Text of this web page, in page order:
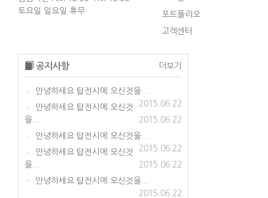
토요일 일요일 휴무
포트폴리오
고객센터
공지사항 더보기
•
안녕하세요 탑전시에 오신것을...
2015.06.22
•
안녕하세요 탑전시에 오신것
을...
2015.06.22
•
안녕하세요 탑전시에 오신것을...
2015.06.22
•
안녕하세요 탑전시에 오신것
을...
2015.06.22
•
안녕하세요 탑전시에 오신것을...
2015.06.22